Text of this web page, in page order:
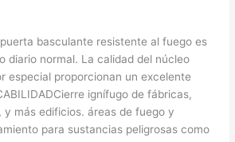
puerta basculante resistente al fuego es
diario normal. La calidad del núcleo
especial proporcionan un excelente
ignífugo de fábricas,
y más edificios. áreas de fuego y
para sustancias peligrosas como